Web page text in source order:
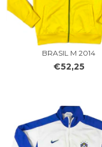
BRASIL M 2014
€52,25